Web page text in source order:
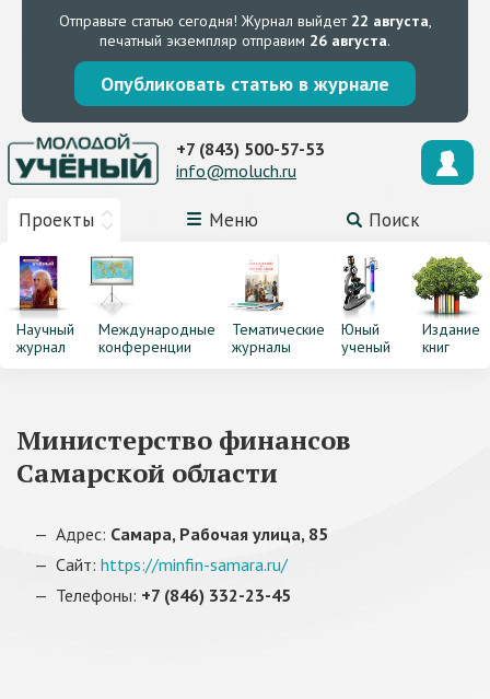
Отправьте статью сегодня! Журнал выйдет 22 августа,
печатный экземпляр отправим 26 августа.
Опубликовать статью в журнале
Проекты Меню Поиск
+7 (843) 500-57-53
info@moluch.ru
Научный
журнал
Международные
конференции
Тематические
журналы
Юный
ученый
Издание
книг
Министерство финансов
Самарской области
Адрес: Самара, Рабочая улица, 85
Сайт: https://minfin-samara.ru/
Телефоны: +7 (846) 332-23-45